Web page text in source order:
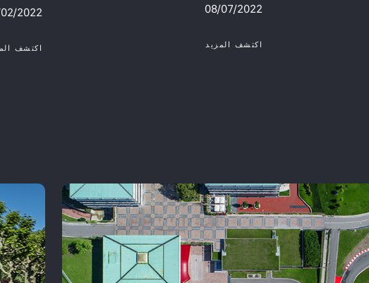
08/07/2022
اكتشف المزيد
2022
اكتشف